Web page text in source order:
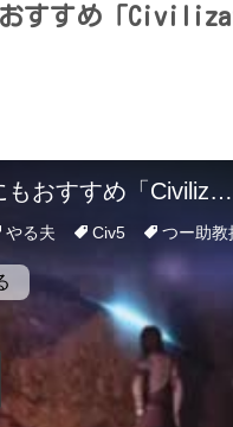
おすすめ「